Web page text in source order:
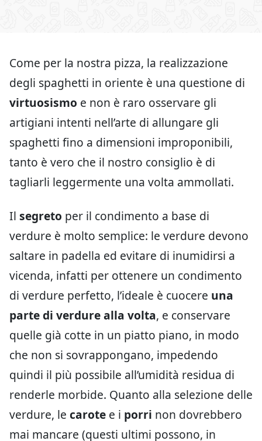
Come per la nostra pizza, la realizzazione
degli spaghetti in oriente è una questione di
virtuosismo e non è raro osservare gli
artigiani intenti nell’arte di allungare gli
spaghetti fino a dimensioni improponibili,
tanto è vero che il nostro consiglio è di
tagliarli leggermente una volta ammollati.
Il segreto per il condimento a base di
verdure è molto semplice: le verdure devono
saltare in padella ed evitare di inumidirsi a
vicenda, infatti per ottenere un condimento
di verdure perfetto, l’ideale è cuocere una
parte di verdure alla volta, e conservare
quelle già cotte in un piatto piano, in modo
che non si sovrappongano, impedendo
quindi il più possibile all’umidità residua di
renderle morbide. Quanto alla selezione delle
verdure, le carote e i porri non dovrebbero
mai mancare (questi ultimi possono, in